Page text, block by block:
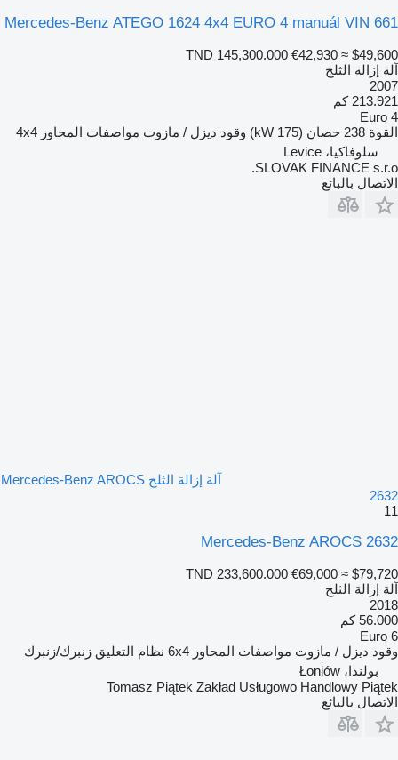
Mercedes-Benz ATEGO 1624 4x4 EURO 4 manuál VIN 661
TND 145,300.000 €42,930 ≈ $49,600
آلة إزالة الثلج
2007
213.921 كم
Euro 4
القوة 238 حصان (175 kW) وقود ديزل / مازوت مواصفات المحاور 4x4
سلوفاكيا، Levice
SLOVAK FINANCE s.r.o.
الاتصال بالبائع
آلة إزالة الثلج Mercedes-Benz AROCS
2632
11
Mercedes-Benz AROCS 2632
TND 233,600.000 €69,000 ≈ $79,720
آلة إزالة الثلج
2018
56.000 كم
Euro 6
وقود ديزل / مازوت مواصفات المحاور 6x4 نظام التعليق زنبرك/زنبرك
بولندا، Łoniów
Tomasz Piątek Zakład Usługowo Handlowy Piątek
الاتصال بالبائع